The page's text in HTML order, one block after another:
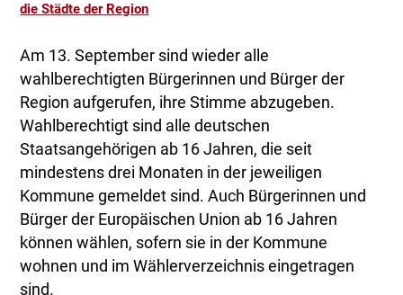
die Städte der Region
Am 13. September sind wieder alle
wahlberechtigten Bürgerinnen und Bürger der
Region aufgerufen, ihre Stimme abzugeben.
Wahlberechtigt sind alle deutschen
Staatsangehörigen ab 16 Jahren, die seit
mindestens drei Monaten in der jeweiligen
Kommune gemeldet sind. Auch Bürgerinnen und
Bürger der Europäischen Union ab 16 Jahren
können wählen, sofern sie in der Kommune
wohnen und im Wählerverzeichnis eingetragen
sind.